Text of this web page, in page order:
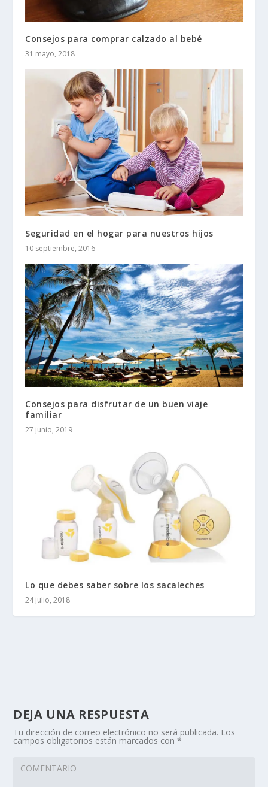
Consejos para comprar calzado al bebé
31 mayo, 2018
Seguridad en el hogar para nuestros hijos
10 septiembre, 2016
Consejos para disfrutar de un buen viaje
familiar
27 junio, 2019
Lo que debes saber sobre los sacaleches
24 julio, 2018
DEJA UNA RESPUESTA
Tu dirección de correo electrónico no será publicada. Los
campos obligatorios están marcados con*